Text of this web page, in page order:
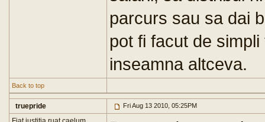
parcurs sau sa dai
pot fi facut de
inseamna altceva.
Back to top
truepride Fri Aug 13 2010, 05:25PM